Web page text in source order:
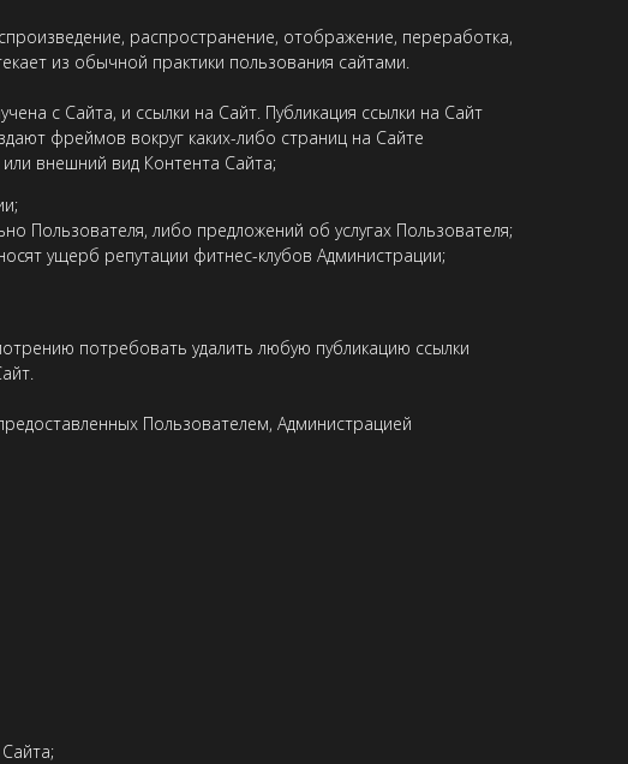
распространение, отображение, переработка,
из обычной практики пользования сайтами.
с Сайта, и ссылки на Сайт. Публикация ссылки на Сайт
фреймов вокруг каких-либо страниц на Сайте
внешний вид Контента Сайта;
Пользователя, либо предложений об услугах Пользователя;
ущерб репутации фитнес-клубов Администрации;
потребовать удалить любую публикацию ссылки
Пользователем, Администрацией